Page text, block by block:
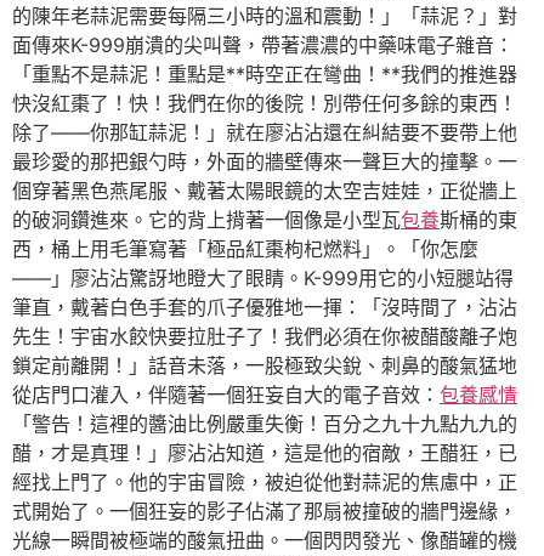
的陳年老蒜泥需要每隔三小時的溫和震動！」「蒜泥？」對
面傳來K-999崩潰的尖叫聲，帶著濃濃的中藥味電子雜音：
「重點不是蒜泥！重點是**時空正在彎曲！**我們的推進器
快沒紅棗了！快！我們在你的後院！別帶任何多餘的東西！
除了——你那缸蒜泥！」就在廖沾沾還在糾結要不要帶上他
最珍愛的那把銀勺時，外面的牆壁傳來一聲巨大的撞擊。一
個穿著黑色燕尾服、戴著太陽眼鏡的太空吉娃娃，正從牆上
的破洞鑽進來。它的背上揹著一個像是小型瓦包養斯桶的東
西，桶上用毛筆寫著「極品紅棗枸杞燃料」。「你怎麼
——」廖沾沾驚訝地瞪大了眼睛。K-999用它的小短腿站得
筆直，戴著白色手套的爪子優雅地一揮：「沒時間了，沾沾
先生！宇宙水餃快要拉肚子了！我們必須在你被醋酸離子炮
鎖定前離開！」話音未落，一股極致尖銳、刺鼻的酸氣猛地
從店門口灌入，伴隨著一個狂妄自大的電子音效： 包養感情
「警告！這裡的醬油比例嚴重失衡！百分之九十九點九九的
醋，才是真理！」廖沾沾知道，這是他的宿敵，王醋狂，已
經找上門了。他的宇宙冒險，被迫從他對蒜泥的焦慮中，正
式開始了。一個狂妄的影子佔滿了那扇被撞破的牆門邊緣，
光線一瞬間被極端的酸氣扭曲。一個閃閃發光、像醋罐的機